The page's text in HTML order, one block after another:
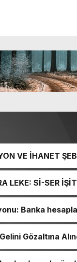
VE İHANET
SGK VURGUNU!
LEKE: Sİ-SER
Banka
Gözaltına